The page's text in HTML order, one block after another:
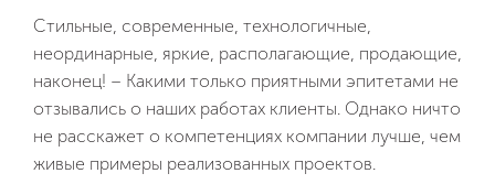
Портфолио
Разработка
Продвижение сайтов (SEO)
Стильные, современные, технологичные,
неординарные, яркие, располагающие, продающие,
наконец! – Какими только приятными эпитетами не
отзывались о наших работах клиенты. Однако ничто
не расскажет о компетенциях компании лучше, чем
живые примеры реализованных проектов.